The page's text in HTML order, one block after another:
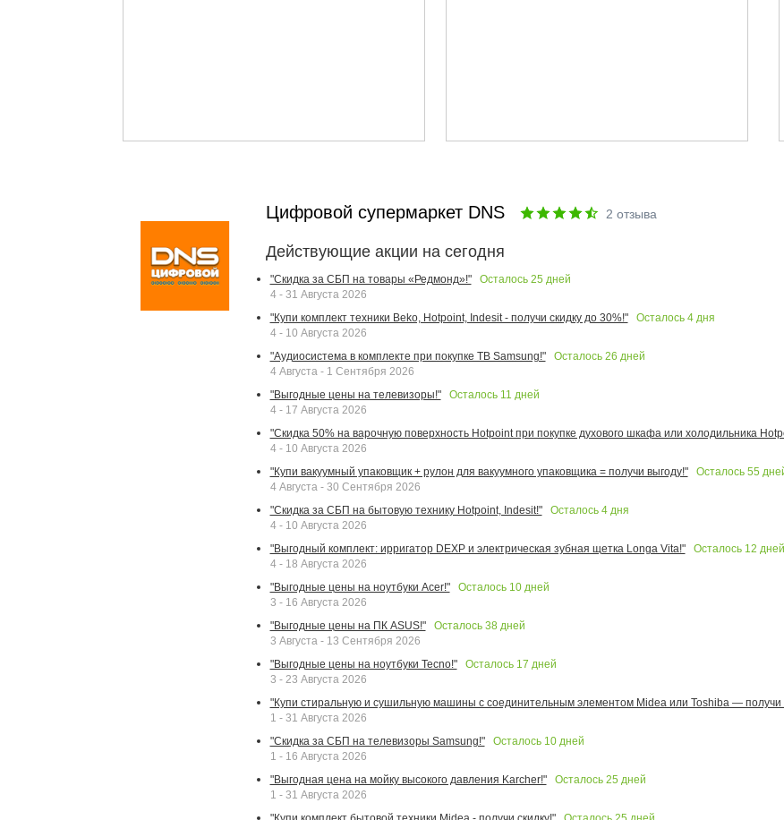
Цифровой супермаркет DNS 2 отзыва
Действующие акции на сегодня
"Скидка за СБП на товары «Редмонд»!" Осталось 25 дней
4 - 31 Августа 2026
"Купи комплект техники Beko, Hotpoint, Indesit - получи скидку до 30%!"
Осталось 4дня
4 - 10 Августа 2026
"Аудиосистема в комплекте при покупке ТВ Samsung!"
Осталось 26 дней
4 Августа - 1 Сентября 2026
"Выгодные цены на телевизоры!"
Осталось 11 дней
4 - 17 Августа 2026
"Скидка 50% на варочную поверхность Hotpoint при покупке духового шкафа или холодильника
4 - 10 Августа 2026
"Купи вакуумный упаковщик + рулон для вакуумного упаковщика = получи выгоду!"
Осталось 55
4 Августа - 30 Сентября 2026
"Скидка за СБП на бытовую технику Hotpoint, Indesit!"
Осталось 4дня
4 - 10 Августа 2026
"Выгодный комплект: ирригатор DEXP и электрическая зубная щетка Longa Vita!"
Осталось 12 дней
4 - 18 Августа 2026
"Выгодные цены на ноутбуки Acer!"
Осталось 10дней
3 - 16 Августа 2026
"Выгодные цены на ПК ASUS!"
Осталось 38дней
3 Августа - 13 Сентября 2026
"Выгодные цены на ноутбуки Tecno!"
Осталось 17 дней
3 - 23 Августа 2026
"Купи стиральную и сушильную машины с соединительным элементом Midea или Toshiba — получи
1 - 31 Августа 2026
"Скидка за СБП на телевизоры Samsung!"
Осталось 10дней
1 - 16 Августа 2026
"Выгодная цена на мойку высокого давления Karcher!"
Осталось 25 дней
1 - 31 Августа 2026